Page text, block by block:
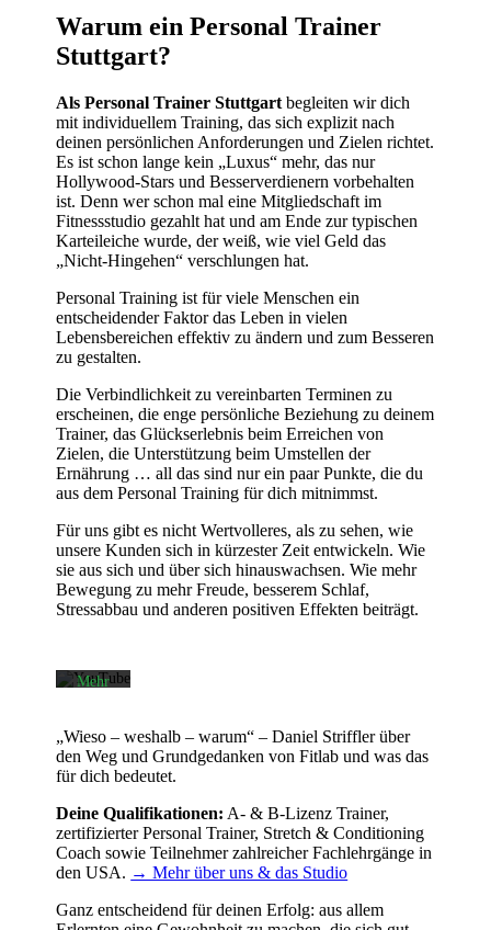
Warum ein Personal Trainer
Stuttgart?
Als Personal Trainer Stuttgart begleiten wir dich
mit individuellem Training, das sich explizit nach
deinen persönlichen Anforderungen und Zielen richtet.
Es ist schon lange kein „Luxus“ mehr, das nur
Hollywood-Stars und Besserverdienern vorbehalten
ist. Denn wer schon mal eine Mitgliedschaft im
Fitnessstudio gezahlt hat und am Ende zur typischen
Karteileiche wurde, der weiß, wie viel Geld das
„Nicht-Hingehen“ verschlungen hat.
Personal Training ist für viele Menschen ein
entscheidender Faktor das Leben in vielen
Lebensbereichen effektiv zu ändern und zum Besseren
zu gestalten.
Die Verbindlichkeit zu vereinbarten Terminen zu
erscheinen, die enge persönliche Beziehung zu deinem
Trainer, das Glückserlebnis beim Erreichen von
Zielen, die Unterstützung beim Umstellen der
Ernährung … all das sind nur ein paar Punkte, die du
aus dem Personal Training für dich mitnimmst.
Für uns gibt es nicht Wertvolleres, als zu sehen, wie
unsere Kunden sich in kürzester Zeit entwickeln. Wie
sie aus sich und über sich hinauswachsen. Wie mehr
Bewegung zu mehr Freude, besserem Schlaf,
Stressabbau und anderen positiven Effekten beiträgt.
Laden
des
Videos
akzeptieren
Sie die
Mehr
Video
laden
YouTube
immer
entsperren
„Wieso – weshalb – warum“ – Daniel Striffler über
den Weg und Grundgedanken von Fitlab und was das
für dich bedeutet.
Deine Qualifikationen: A- & B-Lizenz Trainer,
zertifizierter Personal Trainer, Stretch & Conditioning
Coach sowie Teilnehmer zahlreicher Fachlehrgänge in
den USA. → Mehr über uns & das Studio
Ganz entscheidend für deinen Erfolg: aus allem